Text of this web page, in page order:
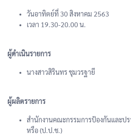
วันอาทิตย์ที่ 30 สิงหาคม 2563
เวลา 19.30-20.00 น.
ผู้ดำเนินรายการ
นางสาวสิรินทร ชุมวรฐายี
ผู้ผลิตรายการ
สำนักงานคณะกรรมการป้องกันและป
หรือ (ป.ป.ช.)